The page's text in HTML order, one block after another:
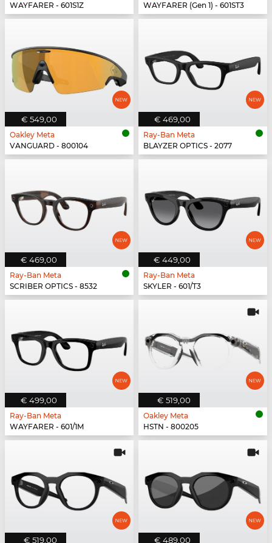
WAYFARER - 601S1Z
WAYFARER (Gen 1) - 601ST3
€ 549,00
Oakley Meta
VANGUARD - 800104
€ 469,00
Ray-Ban Meta
BLAYZER OPTICS - 2077
€ 469,00
Ray-Ban Meta
SCRIBER OPTICS - 8532
€ 449,00
Ray-Ban Meta
SKYLER - 601/T3
€ 499,00
Ray-Ban Meta
WAYFARER - 601/1M
€ 519,00
Oakley Meta
HSTN - 800205
€ 519,00 € 489,00